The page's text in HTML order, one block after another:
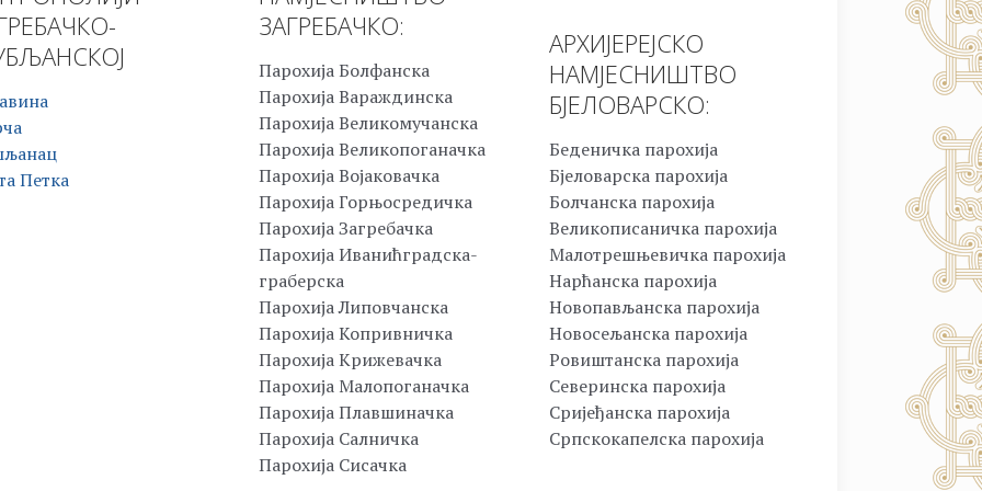
Петка
ЗАГРЕБАЧКО:
Парохија Болфанска
Парохија Вараждинска
Парохија Великомучанска
Парохија Великопоганачка
Парохија Војаковачка
Парохија Горњосредичка
Парохија Загребачка
Парохија Иванићградска-
граберска
Парохија Липовчанска
Парохија Копривничка
Парохија Крижевачка
Парохија Малопоганачка
Парохија Плавшиначка
Парохија Салничка
Парохија Сисачка
АРХИЈЕРЕЈСКО
НАМЈЕСНИШТВО
БЈЕЛОВАРСКО:
Беденичка парохија
Бјеловарска парохија
Болчанска парохија
Великописаничка парохија
Малотрешњевичка парохија
Нарћанска парохија
Новопављанска парохија
Новосељанска парохија
Ровиштанска парохија
Северинска парохија
Сријеђанска парохија
Српскокапелска парохија